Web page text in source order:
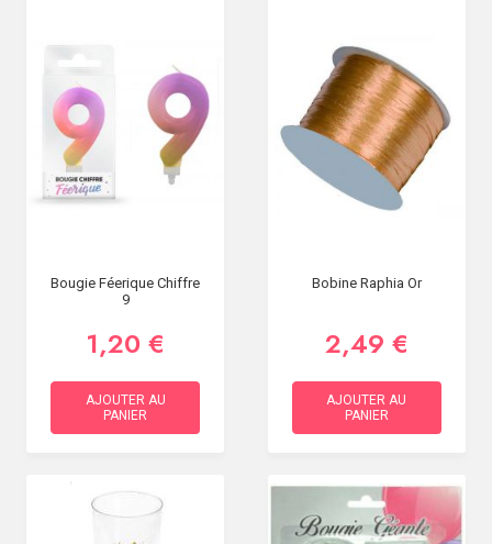
Bougie Féerique Chiffre
9
1,20 €
AJOUTER AU
PANIER
Bobine Raphia Or
2,49 €
AJOUTER AU
PANIER